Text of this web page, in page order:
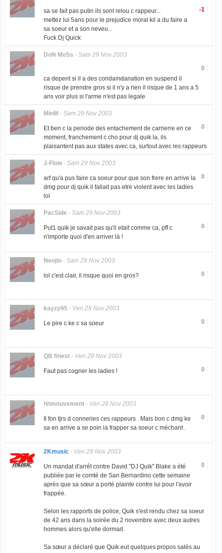
-1
sa se fait pas putin ils sont relou c rappeur...
mettez lui 5ans pour le prejudice moral kil a du faire a
sa soeur et a son neveu...
Fuck Dj Quick
DoN MoSs - Sam 29 Nov 2003
0
ca depent si il a des condamdanation en suspend il
risque de prendre gros si il n'y a rien il risque de 1 ans a 5
ans voir plus si l'arme n'est pas legale
MinM - Sam 29 Nov 2003
0
Et ben c la periode des entachement de carrierre en ce
moment, franchement c cho pour dj quik la, ils
plaisantent pas aux states avec ca, surtout avec les rappeurs
J-Flow- Sam 29 Nov 2003
0
arf qu'a pus faire ca soeur pour que son frere en arrive la
dmg pour dj quik il fallait pas etre violent avec les ladies
lol
PacSide - Sam 29 Nov 2003
0
Put1 quik je savait pas qu'il etait comme ca, pff c
n'importe quoi d'en arriver là !
Neojin- Sam 29 Nov 2003
0
lol c'est clair, il risque quoi en gros?
kayzy95- Ven 28 Nov 2003
0
Le pire c ke c sa soeur
QB finest- Ven 28 Nov 2003
0
Faut pas cogner les ladies !
hhmouvement- Ven 28 Nov 2003
0
Il fon tjrs d conneries ces rappeurs . Mais bon c dmg ke
sa en arrive a se poin la frapper sa soeur c méchant .
2Kmusic- Ven 28 Nov 2003
0
Un mandat d'arrêt contre David "DJ Quik" Blake a été
publiée par le comté de San Bernardino cette semaine
après que sa sœur a porté plainte contre lui pour l'avoir
frappée.
Selon les rapports de police, Quik s'est rendu chez sa soeur
de 42 ans dans la soirée du 2 novembre avec deux autres
hommes alors qu'elle dormait.
Sa sœur a déclaré que Quik eut quelques propos salés au